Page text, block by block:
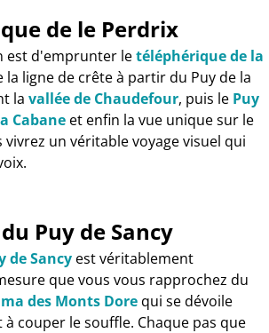
de le Perdrix
est d'emprunter letéléphérique de la
la ligne de crête à partir du Puy de la
la vallée de Chaudefour, puis le Puy
Cabane et enfin la vue unique sur le
vivrez un véritable voyage visuel qui
Puy de Sancy
de Sancy est véritablement
que vous vous rapprochez du
des Monts Dore qui se dévoile
à couper le souffle. Chaque pas que